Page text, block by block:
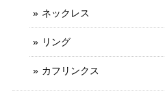
ネックレス
リング
カフリンクス